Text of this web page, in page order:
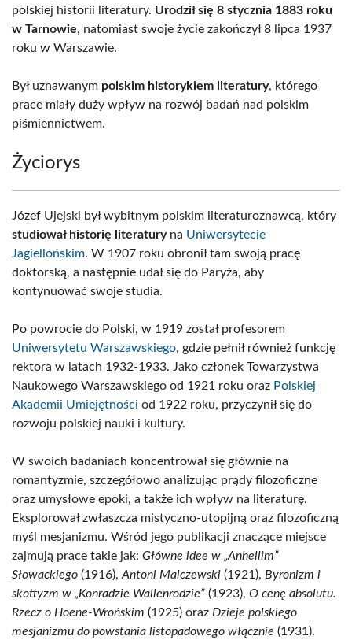
polskiej historii literatury. Urodził się 8 stycznia 1883 roku
w Tarnowie, natomiast swoje życie zakończył 8 lipca 1937
roku w Warszawie.
Był uznawanym polskim historykiem literatury, którego
prace miały duży wpływ na rozwój badań nad polskim
piśmiennictwem.
Życiorys
Józef Ujejski był wybitnym polskim literaturoznawcą, który
studiował historię literaturyna Uniwersytecie
Jagiellońskim. W 1907 roku obronił tam swoją pracę
doktorską, a następnie udał się do Paryża, aby
kontynuować swoje studia.
Po powrocie do Polski, w 1919 został profesorem
Uniwersytetu Warszawskiego, gdzie pełnił również funkcję
rektora w latach 1932-1933. Jako członek Towarzystwa
Naukowego Warszawskiego od 1921 roku oraz Polskiej
Akademii Umiejętności od 1922 roku, przyczynił się do
rozwoju polskiej nauki i kultury.
W swoich badaniach koncentrował się głównie na
romantyzmie, szczegółowo analizując prądy filozoficzne
oraz umysłowe epoki, a także ich wpływ na literaturę.
Eksplorował zwłaszcza mistyczno-utopijną oraz filozoficzną
myśl mesjanizmu. Wśród jego publikacji znaczące miejsce
zajmują prace takie jak: Główne idee w „Anhellim”
Słowackiego (1916), Antoni Malczewski (1921), Byronizm i
skottyzm w „Konradzie Wallenrodzie” (1923), O cenę absolutu.
Rzecz o Hoene-Wrońskim (1925) oraz Dzieje polskiego
mesjanizmu do powstania listopadowego włącznie (1931).